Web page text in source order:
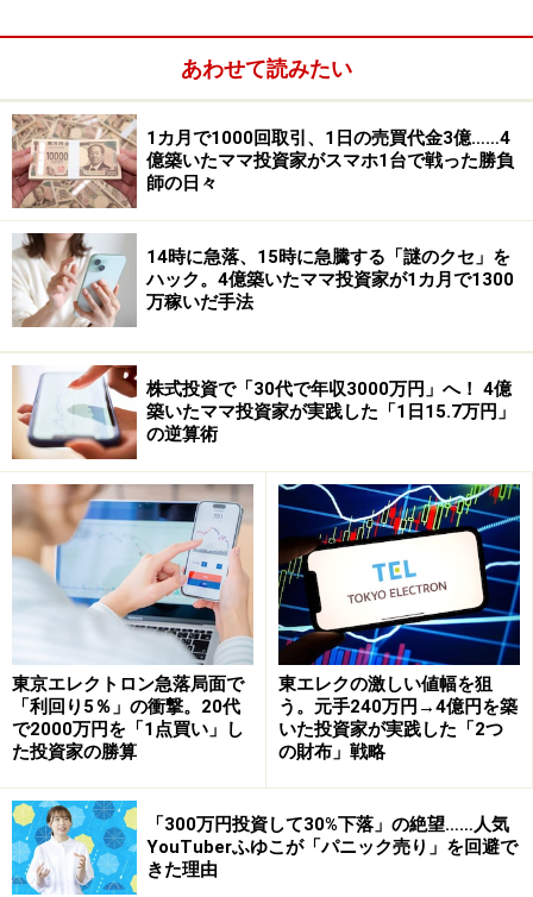
に大きく寄与した形です。ただ日経平均が2万円に乗せ
たのは一瞬であり、すぐに利益確定売りで大きく下げて
いきました。そして4月10日（金）の大引け直前には何
とか前日比＋30円ほどと、ある程度戻していたのです
が、大引け間際にファーストリテイリングにまとまった
成行売りが入って急落すると、日経平均も瞬時で60円以
上下げ、30円安となって引けました。まるで値嵩株を使
って日経平均が操作されていたような日でした。
短期的には一時的な調整警戒も、押し目買
いの好機か！？
あわせて読みたい
1カ月で1000回取引、1日の売買代金3億……4
億築いたママ投資家がスマホ1台で戦った勝負
師の日々
14時に急落、15時に急騰する「謎のクセ」を
ハック。4億築いたママ投資家が1カ月で1300
万稼いだ手法
株式投資で「30代で年収3000万円」へ！ 4億
築いたママ投資家が実践した「1日15.7万円」
の逆算術
東京エレクトロン急落局面で
「利回り5％」の衝撃。20代
で2000万円を「1点買い」し
た投資家の勝算
東エレクの激しい値幅を狙
う。元手240万円→4億円を築
いた投資家が実践した「2つ
の財布」戦略
「300万円投資して30%下落」の絶望……人気
YouTuberふゆこが「パニック売り」を回避で
きた理由